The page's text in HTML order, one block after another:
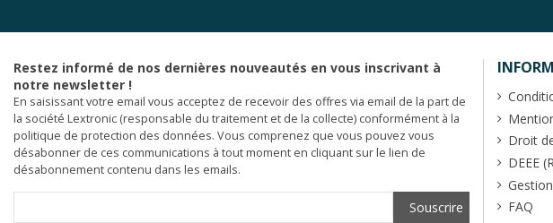
Restez informé de nos dernières nouveautés en vous inscrivant à
notre newsletter !
En saisissant votre email vous acceptez de recevoir des offres via email de la part de
la société Lextronic (responsable du traitement et de la collecte) conformément à la
politique de protection des données. Vous comprenez que vous pouvez vous
désabonner de ces communications à tout moment en cliquant sur le lien de
désabonnement contenu dans les emails.
Droit
DEEE
FAQ